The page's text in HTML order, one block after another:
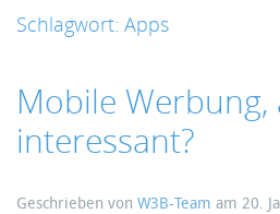
Schlagwort: Apps
Mobile
interessant?
Geschrieben von W3B-Team am 20.